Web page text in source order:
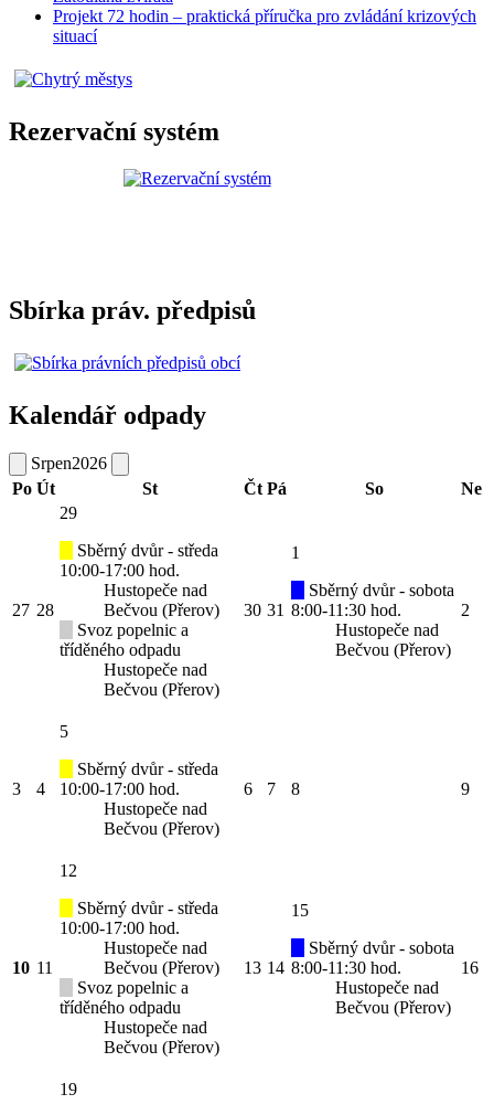
Projekt 72 hodin – praktická příručka pro zvládání krizových
situací
Rezervační systém
Sbírka práv. předpisů
Kalendář odpady
Srpen2026
Po Út St Čt Pá So Ne
27 28
29
Sběrný dvůr - středa
10:00-17:00 hod.
Hustopeče nad
Bečvou (Přerov)
Svoz popelnic a
tříděného odpadu
Hustopeče nad
Bečvou (Přerov)
30 31
1
Sběrný dvůr - sobota
8:00-11:30 hod.
Hustopeče nad
Bečvou (Přerov)
2
3 4
5
Sběrný dvůr - středa
10:00-17:00 hod.
Hustopeče nad
Bečvou (Přerov)
6 7 8 9
10 11
12
Sběrný dvůr - středa
10:00-17:00 hod.
Hustopeče nad
Bečvou (Přerov)
Svoz popelnic a
tříděného odpadu
Hustopeče nad
Bečvou (Přerov)
13 14
15
Sběrný dvůr - sobota
8:00-11:30 hod.
Hustopeče nad
Bečvou (Přerov)
16
19